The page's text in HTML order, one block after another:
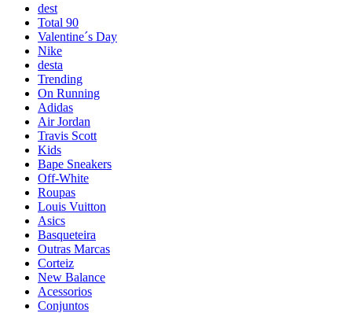
dest
Total 90
Valentine´s Day
Nike
desta
Trending
On Running
Adidas
Air Jordan
Travis Scott
Kids
Bape Sneakers
Off-White
Roupas
Louis Vuitton
Asics
Basqueteira
Outras Marcas
Corteiz
New Balance
Acessorios
Conjuntos